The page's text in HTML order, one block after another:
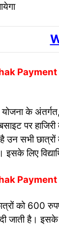
Payment
के
पर
उन सभी
इसके लिए
Payment
को 600
जाती है। इसके